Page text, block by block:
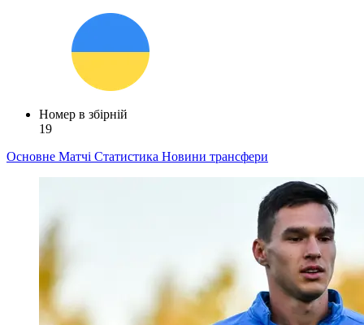
Номер в збірній
19
Основне Матчі Статистика Новини трансфери